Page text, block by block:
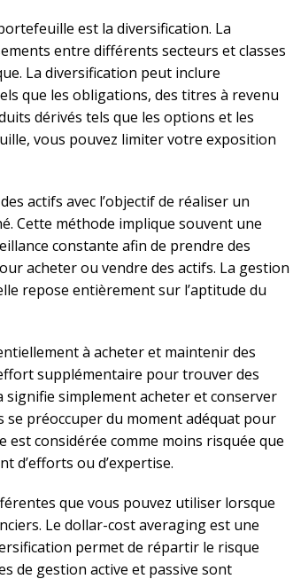
est la diversification. La
entre différents secteurs et classes
La diversification peut inclure
que les obligations, des titres à revenu
dérivés tels que les options et les
vous pouvez limiter votre exposition
actifs avec l’objectif de réaliser un
Cette méthode implique souvent une
constante afin de prendre des
acheter ou vendre des actifs. La gestion
repose entièrement sur l’aptitude du
à acheter et maintenir des
supplémentaire pour trouver des
simplement acheter et conserver
préoccuper du moment adéquat pour
considérée comme moins risquée que
d’efforts ou d’expertise.
que vous pouvez utiliser lorsque
Le dollar-cost averaging est une
permet de répartir le risque
de gestion active et passive sont